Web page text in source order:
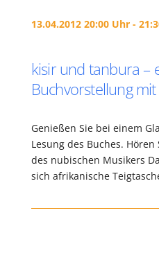
13.04.2012 20:00 Uhr -
kisir und tanbura –
Buchvorstellung
Genießen Sie bei einem
Lesung des Buches.
des nubischen Musikers
sich afrikanische